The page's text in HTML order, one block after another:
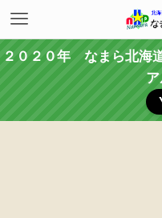
２０２０年 なまら北海